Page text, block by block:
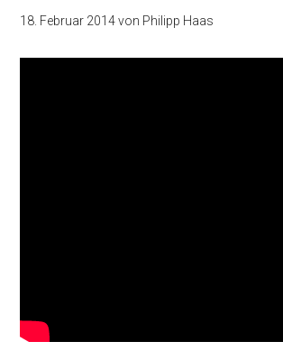
18. Februar 2014von Philipp Haas